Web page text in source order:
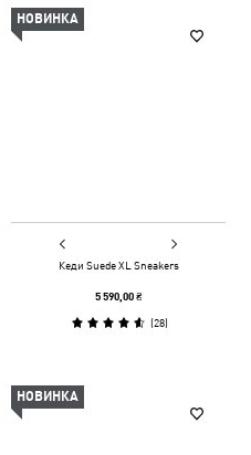
НОВИНКА
Кеди Suede XL Sneakers
5 590,00 ₴
(28)
НОВИНКА